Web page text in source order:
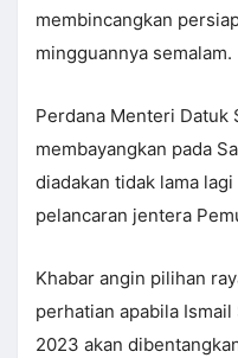
membincangkan
mingguannya semalam.
Perdana Menteri Datuk
membayangkan pada
diadakan tidak lama
pelancaran jentera
Khabar angin pilihan
perhatian apabila
2023 akan